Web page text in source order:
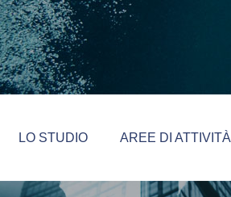
LO STUDIO AREE DI ATTIVITÀ